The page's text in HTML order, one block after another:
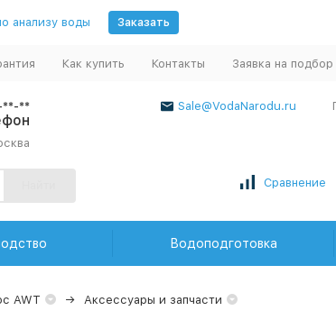
анализу воды Заказать
Как купить Контакты Заявка на
**-** Sale@VodaNarodu.ru
Сравнение
Водоподготовка
AWT Аксессуары и запчасти